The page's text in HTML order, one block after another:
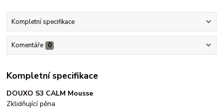
Kompletní specifikace
Komentáře 0
Kompletní specifikace
DOUXO S3 CALM Mousse
Zklidňující pěna